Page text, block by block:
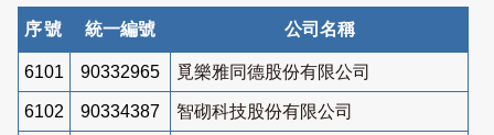
序號 統一編號 公司名稱
6101 90332965 覓樂雅同德股份有限公司
6102 90334387 智砌科技股份有限公司